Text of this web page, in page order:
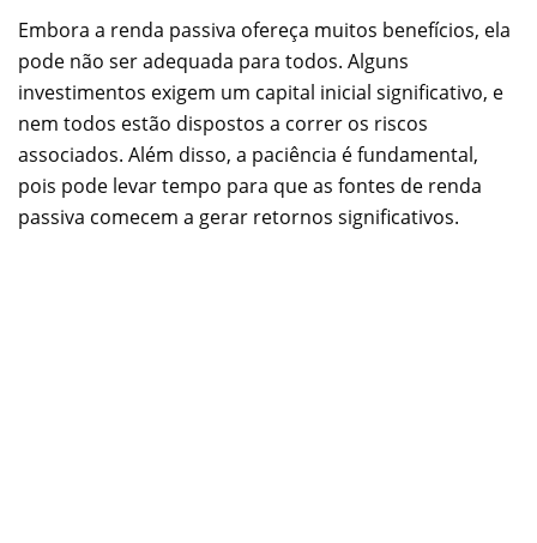
Embora a renda passiva ofereça muitos benefícios, ela
pode não ser adequada para todos. Alguns
investimentos exigem um capital inicial significativo, e
nem todos estão dispostos a correr os riscos
associados. Além disso, a paciência é fundamental,
pois pode levar tempo para que as fontes de renda
passiva comecem a gerar retornos significativos.